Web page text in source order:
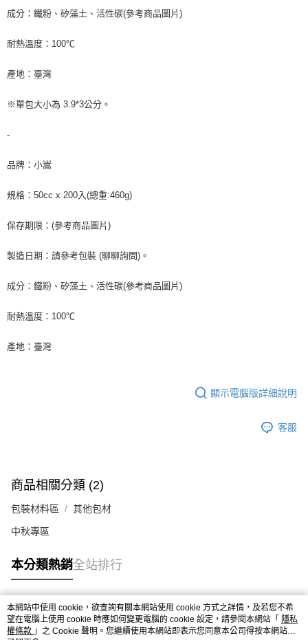
５．嚴禁一人註冊多個帳號或使用他人資訊註冊。若發現惡意使用之情形，
恩沛科技股份有限公司將有權停止該用戶之使用額度並採取法律行動。
成分：鐵粉、矽藻土、活性碳(參考商品圖片)
耐熱溫度：100℃
產地：臺灣
※單包大小為 3.9*3公分。
-
品牌：小嵩
規格：50cc x 200入(總重:460g)
保存期限：(參考商品圖片)
製造日期：請參考包裝 (聊聊詢問)。
成分：鐵粉、矽藻土、活性碳(參考商品圖片)
耐熱溫度：100℃
產地：臺灣
顯示電腦版詳細說明
客服
商品相關分類 (2)
包裝材料區 其他包材
中秋專區
本分類熱銷全站排行
熱門標籤
本網站中使用 cookie，欲查詢有關本網站使用 cookie 方式之詳情，及若您不希
望在電腦上使用 cookie 時應如何變更電腦的 cookie 設定，請參閱本網站「 隱私
權條款 」之 Cookie 聲明。您繼續使用本網站即表示您同意本公司得按本網站使